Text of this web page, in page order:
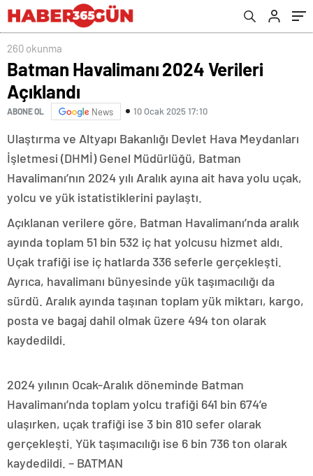
260 okunma
Batman Havalimanı 2024 Verileri
Açıklandı
ABONE OL News 10 Ocak 2025 17:10
Ulaştırma ve Altyapı Bakanlığı Devlet Hava Meydanları
İşletmesi (DHMİ) Genel Müdürlüğü, Batman
Havalimanı’nın 2024 yılı Aralık ayına ait hava yolu uçak,
yolcu ve yük istatistiklerini paylaştı.
Açıklanan verilere göre, Batman Havalimanı’nda aralık
ayında toplam 51 bin 532 iç hat yolcusu hizmet aldı.
Uçak trafiği ise iç hatlarda 336 seferle gerçekleşti.
Ayrıca, havalimanı bünyesinde yük taşımacılığı da
sürdü. Aralık ayında taşınan toplam yük miktarı, kargo,
posta ve bagaj dahil olmak üzere 494 ton olarak
kaydedildi.
2024 yılının Ocak-Aralık döneminde Batman
Havalimanı’nda toplam yolcu trafiği 641 bin 674’e
ulaşırken, uçak trafiği ise 3 bin 810 sefer olarak
gerçekleşti. Yük taşımacılığı ise 6 bin 736 ton olarak
kaydedildi. – BATMAN